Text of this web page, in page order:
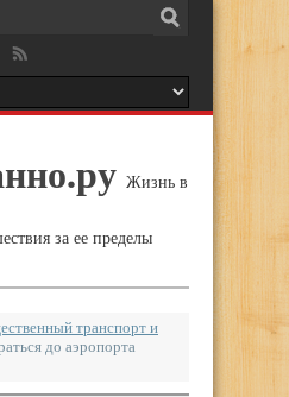
Жизнь в
за ее пределы
транспорт и
до аэропорта